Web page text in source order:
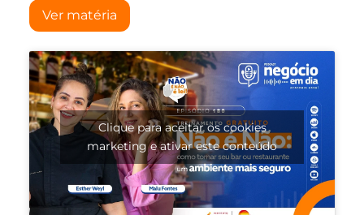
Ver matéria
Clique para aceitar os cookies
marketing e ativar este conteúdo